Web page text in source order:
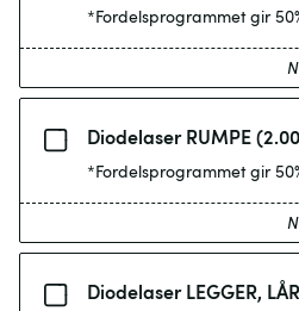
*Fordelsprogrammet gir
Diodelaser RUMPE
*Fordelsprogrammet gir
Diodelaser LEGGER,